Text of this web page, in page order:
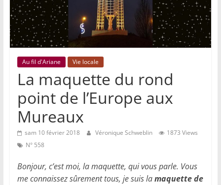
Rive
Droite
Au fil d'Ariane Vie locale
La maquette du rond
point de l’Europe aux
Mureaux
sam 10 février 2018 Véronique Schweblin
1873 Views
N° 558
Bonjour, c’est moi, la maquette, qui vous parle. Vous
me connaissez sûrement tous, je suis lamaquette de